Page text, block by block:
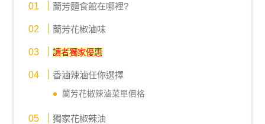
蘭芳麵食館在哪裡?
蘭芳花椒滷味
讀者獨家優惠
香滷辣滷任你選擇
蘭芳花椒辣滷菜單價格
獨家花椒辣油